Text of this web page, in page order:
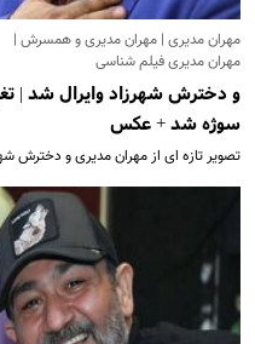
مهران مدیری | مهران مدیری و همسرش |
مهران مدیری فیلم شناسی
و دخترش شهرزاد وایرال شد |
سوژه شد + عکس
تصویر تازه ای از مهران مدیری و دخترش